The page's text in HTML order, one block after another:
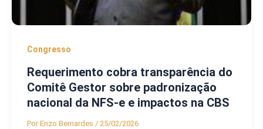
Congresso
Requerimento cobra transparência do
Comitê Gestor sobre padronização
nacional da NFS-e e impactos na CBS
PorEnzo Bernardes / 25/02/2026